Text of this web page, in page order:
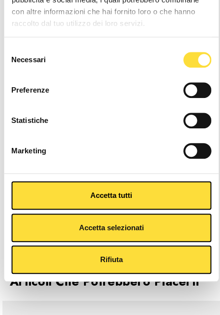
con altre informazioni che hai fornito loro o che hanno
raccolto dal tuo utilizzo dei loro servizi.
delNecessari
Preferenze
Statistiche
Marketing
Accetta tutti
Accetta selezionati
Rifiuta
Altri colori
Caratteristiche Principali
Articoli Che Potrebbero Piacerti